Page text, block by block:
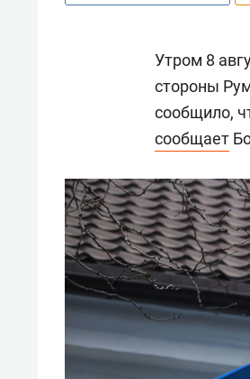
Утром 8
стороны
сообщило,
сообщает